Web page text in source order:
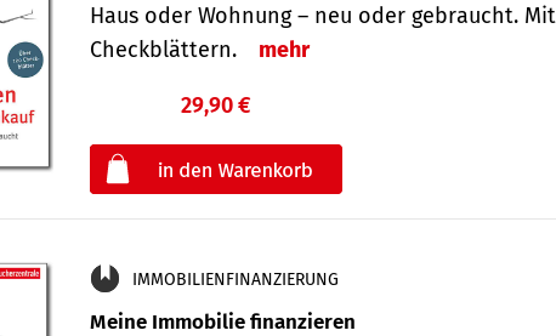
Haus oder Wohnung – neu oder gebraucht.
Check­blättern.
mehr
29,90 €
IMMOBILIENFINANZIERUNG
Meine Immobilie finanzieren